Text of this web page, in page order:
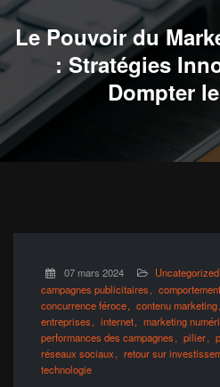
Le Pouvoir du
: Stratégies
Dompter
07 mars 2024 Uncategorized
campagnes publicitaires
concurrence féroce
contenu marketing
entreprises
internet marketing
performances des campagnes
pilier
réseaux sociaux
retour sur
technologie